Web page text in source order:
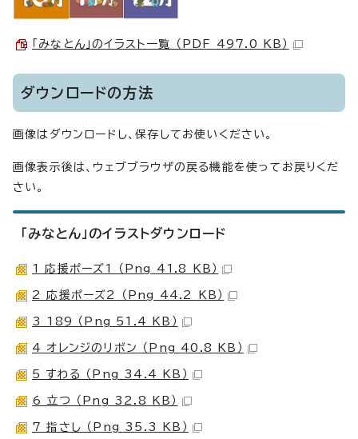
「みなとん」のイラスト一覧 （PDF 497.0 KB）
ダウンロードの方法
画像はダウンロードし、保存してお使いください。
画像表示後は、ウェブブラウザの戻る機能を使ってお戻りくだ
さい。
「みなとん」のイラストダウンロード
1 応援ポーズ1 （Png 41.8 KB）
2 応援ポーズ2 （Png 44.2 KB）
3 189 （Png 51.4 KB）
4 オレンジのリボン （Png 40.8 KB）
5 すわる （Png 34.4 KB）
6 立つ （Png 32.8 KB）
7 指さし （Png 35.3 KB）